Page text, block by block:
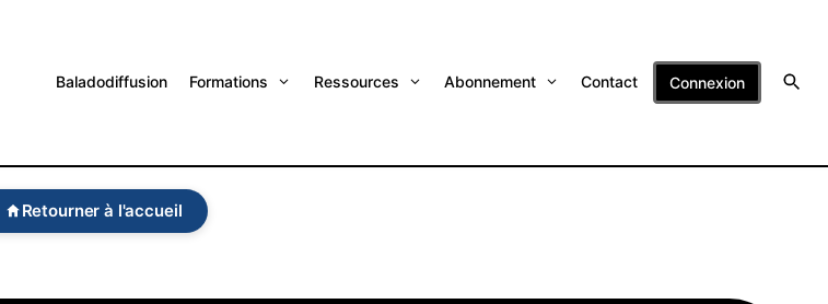
Baladodiffusion Formations Ressources Abonnement Contact Connexion
Retourner à l'accueil